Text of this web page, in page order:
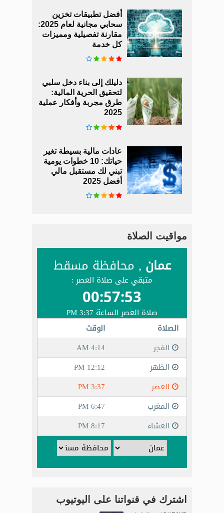
أفضل تطبيقات تخزين
سحابي مجانية لعام 2025:
مقارنة تفصيلية ومميزات
كل خدمة
دليلك إلى بناء دخل سلبي
لتحقيق الحرية المالية:
طرق مجربة وأفكار عملية
2025
عادات مالية بسيطة تغير
حياتك: 10 خطوات يومية
تبني لك مستقبل مالي
أفضل 2025
مواقيت الصلاة
اشترك في قنواتنا على اليوتيوب